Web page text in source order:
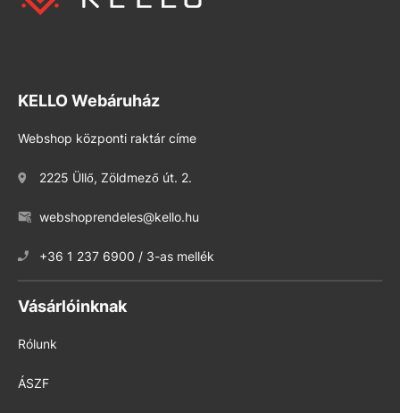
KELLO Webáruház
Webshop központi raktár címe
2225 Üllő, Zöldmező út. 2.
webshoprendeles@kello.hu
+36 1 237 6900 / 3-as mellék
Vásárlóinknak
Rólunk
ÁSZF